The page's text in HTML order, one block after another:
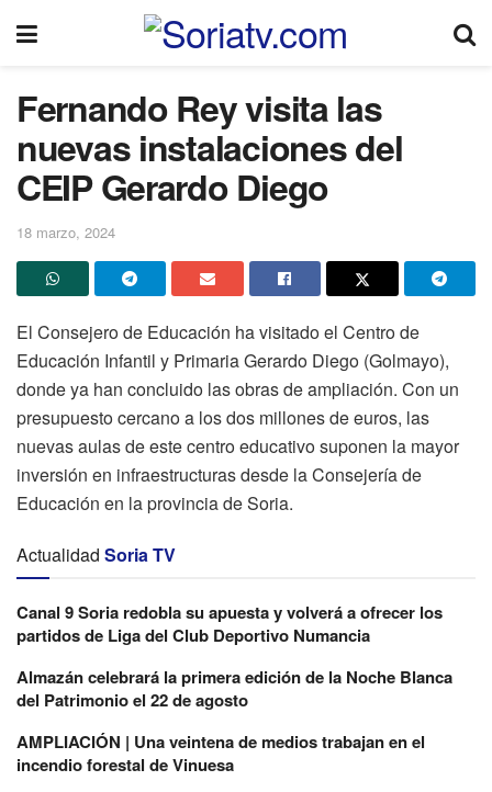
Fernando Rey visita las
nuevas instalaciones del
CEIP Gerardo Diego
18 marzo, 2024
El Consejero de Educación ha visitado el Centro de
Educación Infantil y Primaria Gerardo Diego (Golmayo),
donde ya han concluido las obras de ampliación. Con un
presupuesto cercano a los dos millones de euros, las
nuevas aulas de este centro educativo suponen la mayor
inversión en infraestructuras desde la Consejería de
Educación en la provincia de Soria.
Actualidad Soria TV
Canal 9 Soria redobla su apuesta y volverá a ofrecer los
partidos de Liga del Club Deportivo Numancia
Almazán celebrará la primera edición de la Noche Blanca
del Patrimonio el 22 de agosto
AMPLIACIÓN | Una veintena de medios trabajan en el
incendio forestal de Vinuesa